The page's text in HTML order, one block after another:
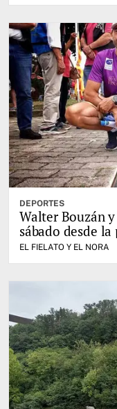
DEPORTES
Walter Bouzán
sábado desde
EL FIELATO Y EL NORA